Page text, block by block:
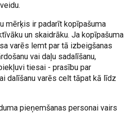
mērķis ir padarīt kopīpašuma
un skaidrāku. Ja kopīpašuma
varēs lemt par tā izbeigšanas
vai daļu sadalīšanu,
tiesai - prasību par
dalīšanu varēs celt tāpat kā līdz
pieņemšanas personai vairs